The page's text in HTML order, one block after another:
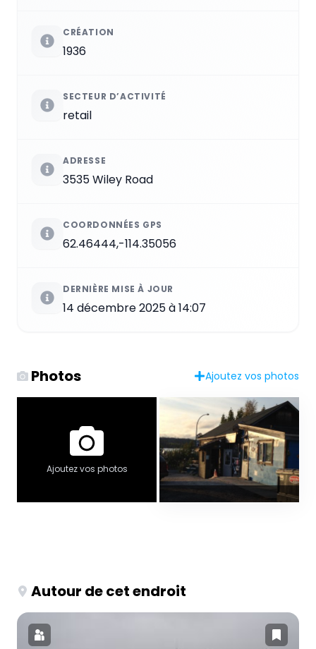
CRÉATION
1936
SECTEUR D’ACTIVITÉ
retail
ADRESSE
3535 Wiley Road
COORDONNÉES GPS
62.46444,-114.35056
DERNIÈRE MISE À JOUR
14 décembre 2025 à 14:07
Photos Ajoutez vos photos
Ajoutez vos photos
Autour de cet endroit